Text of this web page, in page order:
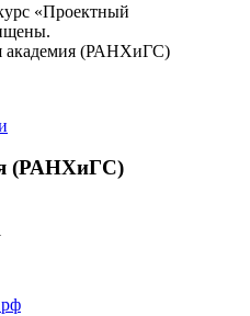
«Проектный
академия (РАНХиГС)
(РАНХиГС)